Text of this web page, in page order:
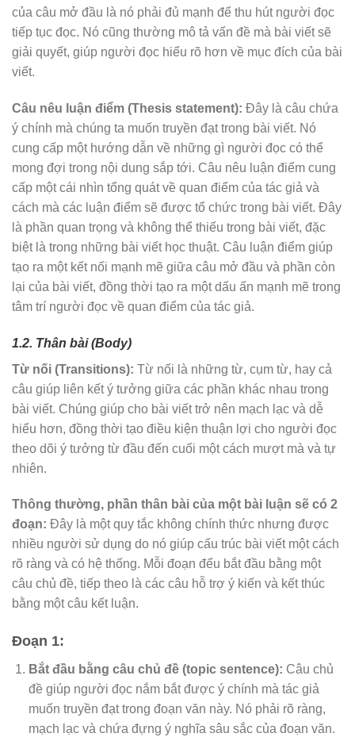
của câu mở đầu là nó phải đủ mạnh để thu hút người đọc
tiếp tục đọc. Nó cũng thường mô tả vấn đề mà bài viết sẽ
giải quyết, giúp người đọc hiểu rõ hơn về mục đích của bài
viết.
Câu nêu luận điểm (Thesis statement): Đây là câu chứa
ý chính mà chúng ta muốn truyền đạt trong bài viết. Nó
cung cấp một hướng dẫn về những gì người đọc có thể
mong đợi trong nội dung sắp tới. Câu nêu luận điểm cung
cấp một cái nhìn tổng quát về quan điểm của tác giả và
cách mà các luận điểm sẽ được tổ chức trong bài viết. Đây
là phần quan trọng và không thể thiếu trong bài viết, đặc
biệt là trong những bài viết học thuật. Câu luận điểm giúp
tạo ra một kết nối mạnh mẽ giữa câu mở đầu và phần còn
lại của bài viết, đồng thời tạo ra một dấu ấn mạnh mẽ trong
tâm trí người đọc về quan điểm của tác giả.
1.2. Thân bài (Body)
Từ nối (Transitions): Từ nối là những từ, cụm từ, hay cả
câu giúp liên kết ý tưởng giữa các phần khác nhau trong
bài viết. Chúng giúp cho bài viết trở nên mạch lạc và dễ
hiểu hơn, đồng thời tạo điều kiện thuận lợi cho người đọc
theo dõi ý tưởng từ đầu đến cuối một cách mượt mà và tự
nhiên.
Thông thường, phần thân bài của một bài luận sẽ có 2
đoạn: Đây là một quy tắc không chính thức nhưng được
nhiều người sử dụng do nó giúp cấu trúc bài viết một cách
rõ ràng và có hệ thống. Mỗi đoạn đểu bắt đầu bằng một
câu chủ đề, tiếp theo là các câu hỗ trợ ý kiến và kết thúc
bằng một câu kết luận.
Đoạn 1:
Bắt đầu bằng câu chủ đề (topic sentence): Câu chủ
đề giúp người đọc nắm bắt được ý chính mà tác giả
muốn truyền đạt trong đoạn văn này. Nó phải rõ ràng,
mạch lạc và chứa đựng ý nghĩa sâu sắc của đoạn văn.